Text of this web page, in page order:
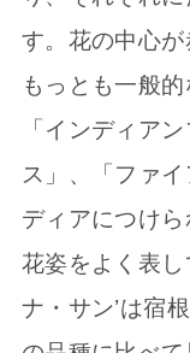
す。花の中心が
もっとも一般
「インディア
ス」、「ファ
ディアにつけ
花姿をよく表し
ナ・サン’は宿